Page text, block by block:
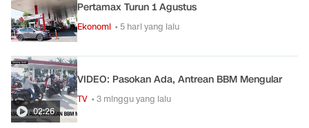
Pertamax Turun 1 Agustus
Ekonomi • 5 hari yang lalu
02:26
VIDEO: Pasokan Ada, Antrean BBM Mengular
TV • 3 minggu yang lalu